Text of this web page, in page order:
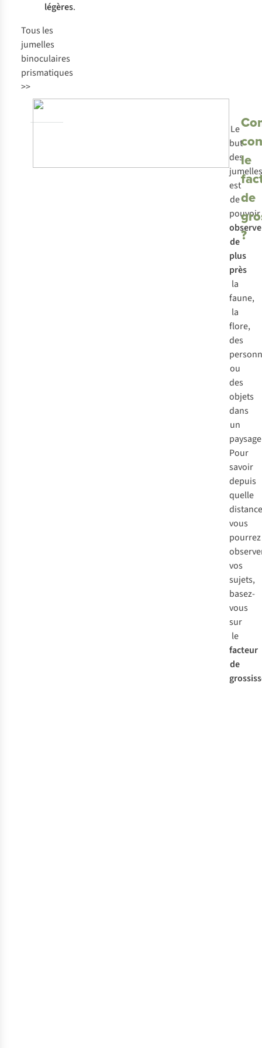
légères.
Tous les
jumelles
binoculaires
prismatiques
>>
Le
but
des
jumelles
est
de
pouvoir
de
plus
près
la
faune,
la
flore,
des
ou
des
objets
dans
un
Pour
savoir
depuis
quelle
distance
vous
pourrez
vos
sujets,
basez-
vous
sur
le
facteur
de
le
de
?